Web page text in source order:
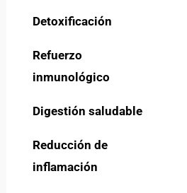
Detoxificación
Refuerzo
inmunológico
Digestión saludable
Reducción de
inflamación